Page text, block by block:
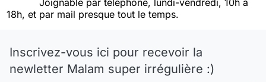
Joignable par téléphone, lundi-vendredi, 10h à
18h, et par mail presque tout le temps.
Inscrivez-vous ici pour recevoir la
newletter Malam super irrégulière :)